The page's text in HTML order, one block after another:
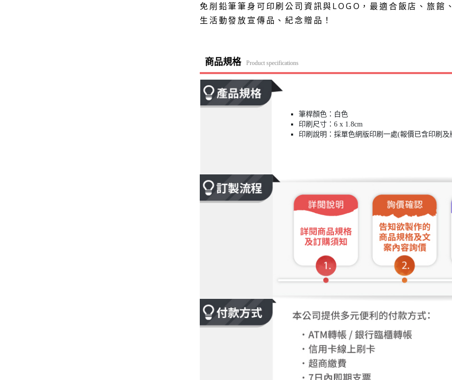
免削鉛筆筆身可印刷公司資訊與LOGO，最適合飯店、旅館
生活動發放宣傳品、紀念贈品！
商品規格 Product specifications
筆桿顏色：白色
印刷尺寸：6 x 1.8cm
印刷說明：採單色網版印刷一處(報價已含印刷及